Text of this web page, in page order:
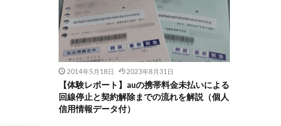
2014年5月18日 2023年8月31日
【体験レポート】auの携帯料金未払いによる
回線停止と契約解除までの流れを解説（個人
信用情報データ付）